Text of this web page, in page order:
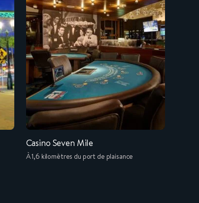
Casino Seven Mile
À 1,6 kilomètres du port de plaisance